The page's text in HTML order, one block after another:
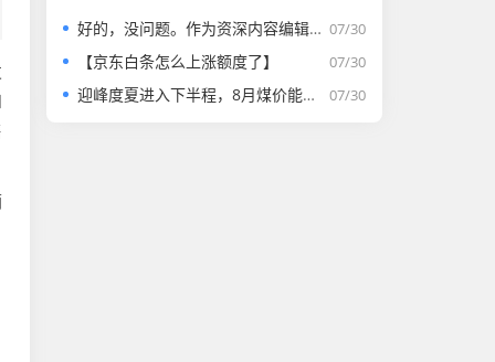
07/30
好的，没问题。作为资深内容编辑，我将为您打造一篇符合要求的专业教程文章。
07/30
【京东白条怎么上涨额度了】
07/30
迎峰度夏进入下半程，8月煤价能否走强？